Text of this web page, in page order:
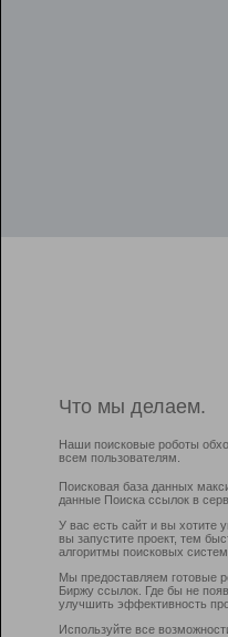
Что мы делаем.
Наши поисковые роботы
всем пользователям.
Поисковая база данных
данные Поиска ссылок в
У вас есть сайт и вы хотите
вы запустите проект, тем
алгоритмы поисковых
Мы предоставляем готовые
Биржу ссылок. Где бы не
улучшить эффективность
Используйте все